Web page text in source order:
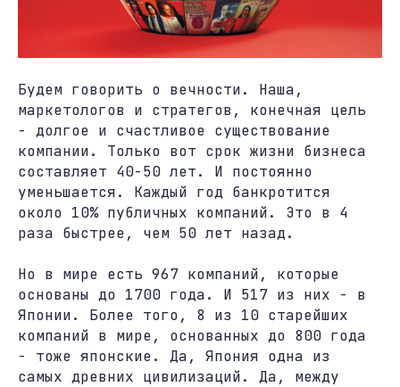
Будем говорить о вечности. Наша,
маркетологов и стратегов, конечная цель
- долгое и счастливое существование
компании. Только вот срок жизни бизнеса
составляет 40-50 лет. И постоянно
уменьшается. Каждый год банкротится
около 10% публичных компаний. Это в 4
раза быстрее, чем 50 лет назад.
Но в мире есть 967 компаний, которые
основаны до 1700 года. И 517 из них - в
Японии. Более того, 8 из 10 старейших
компаний в мире, основанных до 800 года
- тоже японские. Да, Япония одна из
самых древних цивилизаций. Да, между